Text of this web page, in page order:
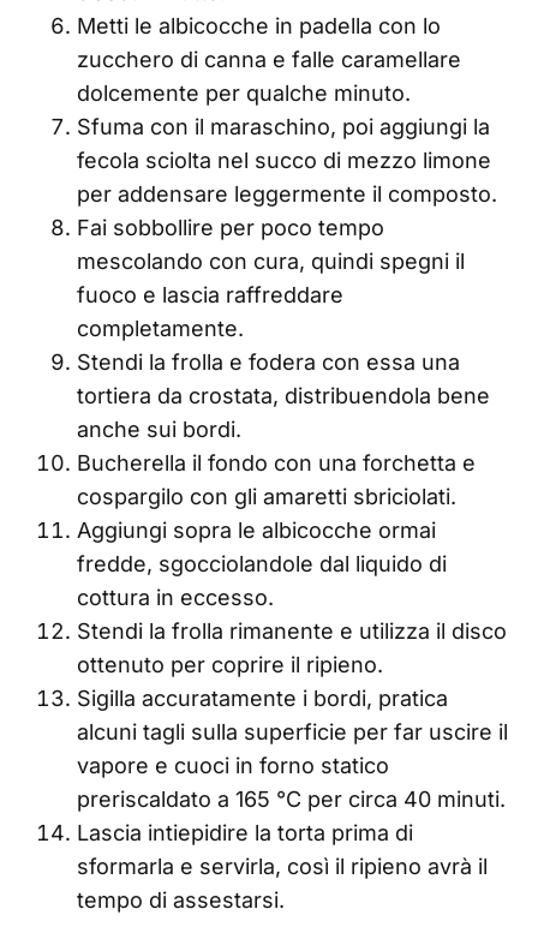
Metti le albicocche in padella con lo
zucchero di canna e falle caramellare
dolcemente per qualche minuto.
Sfuma con il maraschino, poi aggiungi la
fecola sciolta nel succo di mezzo limone
per addensare leggermente il composto.
Fai sobbollire per poco tempo
mescolando con cura, quindi spegni il
fuoco e lascia raffreddare
completamente.
Stendi la frolla e fodera con essa una
tortiera da crostata, distribuendola bene
anche sui bordi.
Bucherella il fondo con una forchetta e
cospargilo con gli amaretti sbriciolati.
Aggiungi sopra le albicocche ormai
fredde, sgocciolandole dal liquido di
cottura in eccesso.
Stendi la frolla rimanente e utilizza il disco
ottenuto per coprire il ripieno.
Sigilla accuratamente i bordi, pratica
alcuni tagli sulla superficie per far uscire il
vapore e cuoci in forno statico
preriscaldato a 165 °C per circa 40 minuti.
Lascia intiepidire la torta prima di
sformarla e servirla, così il ripieno avrà il
tempo di assestarsi.